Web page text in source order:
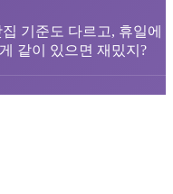
기준도 다르고, 휴일에
같이 있으면 재밌지?